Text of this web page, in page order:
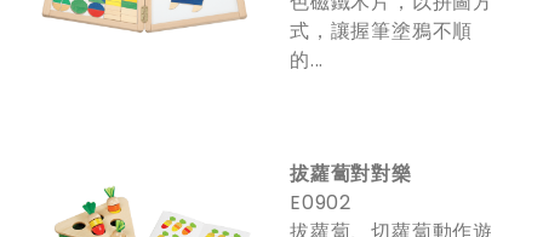
式，讓握筆塗鴉不順
的...
拔蘿蔔對對樂
E0902